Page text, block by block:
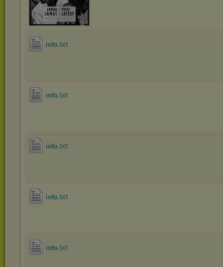
info.txt
info.txt
info.txt
info.txt
info.txt